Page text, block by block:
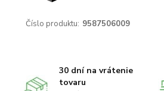
Číslo produktu: 9587506009
30 dní na vrátenie
tovaru